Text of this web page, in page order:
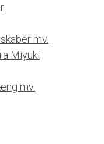
mv.
Miyuki
mv.